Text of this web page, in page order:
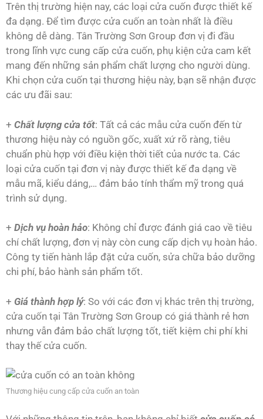
Trên thị trường hiện nay, các loại cửa cuốn được thiết kế
đa dạng. Để tìm được cửa cuốn an toàn nhất là điều
không dễ dàng. Tân Trường Sơn Group đơn vị đi đầu
trong lĩnh vực cung cấp cửa cuốn, phụ kiện cửa cam kết
mang đến những sản phẩm chất lượng cho người dùng.
Khi chọn cửa cuốn tại thương hiệu này, bạn sẽ nhận được
các ưu đãi sau:
+ Chất lượng cửa tốt: Tất cả các mẫu cửa cuốn đến từ
thương hiệu này có nguồn gốc, xuất xứ rõ ràng, tiêu
chuẩn phù hợp với điều kiện thời tiết của nước ta. Các
loại cửa cuốn tại đơn vị này được thiết kế đa dạng về
mẫu mã, kiểu dáng,… đảm bảo tính thẩm mỹ trong quá
trình sử dụng.
+ Dịch vụ hoàn hảo: Không chỉ được đánh giá cao về tiêu
chí chất lượng, đơn vị này còn cung cấp dịch vụ hoàn hảo.
Công ty tiến hành lắp đặt cửa cuốn, sửa chữa bảo dưỡng
chi phí, bảo hành sản phẩm tốt.
+ Giá thành hợp lý: So với các đơn vị khác trên thị trường,
cửa cuốn tại Tân Trường Sơn Group có giá thành rẻ hơn
nhưng vẫn đảm bảo chất lượng tốt, tiết kiệm chi phí khi
thay thế cửa cuốn.
Thương hiệu cung cấp cửa cuốn an toàn